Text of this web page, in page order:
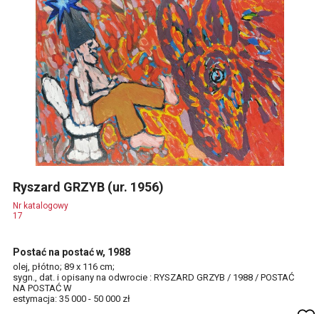
Ryszard GRZYB (ur. 1956)
Nr katalogowy
17
Postać na postać w, 1988
olej, płótno; 89 x 116 cm;
sygn., dat. i opisany na odwrocie : RYSZARD GRZYB / 1988 / POSTAĆ
NA POSTAĆ W
estymacja: 35 000 - 50 000 zł